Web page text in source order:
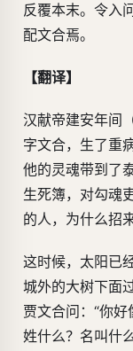
反覆本末。令入
配文合焉。
【翻译】
汉献帝建安年间
字文合，生了重
他的灵魂带到了
生死簿，对勾魂
的人，为什么招
这时候，太阳已
城外的大树下面
贾文合问：“你
姓什么？名叫什